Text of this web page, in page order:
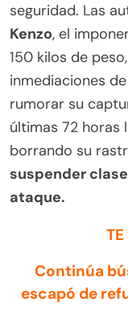
seguridad. Las
Kenzo, el
150 kilos de peso,
inmediaciones
rumorar su
últimas 72 horas
borrando su
suspender
ataque.
TE
Continúa
escapó de